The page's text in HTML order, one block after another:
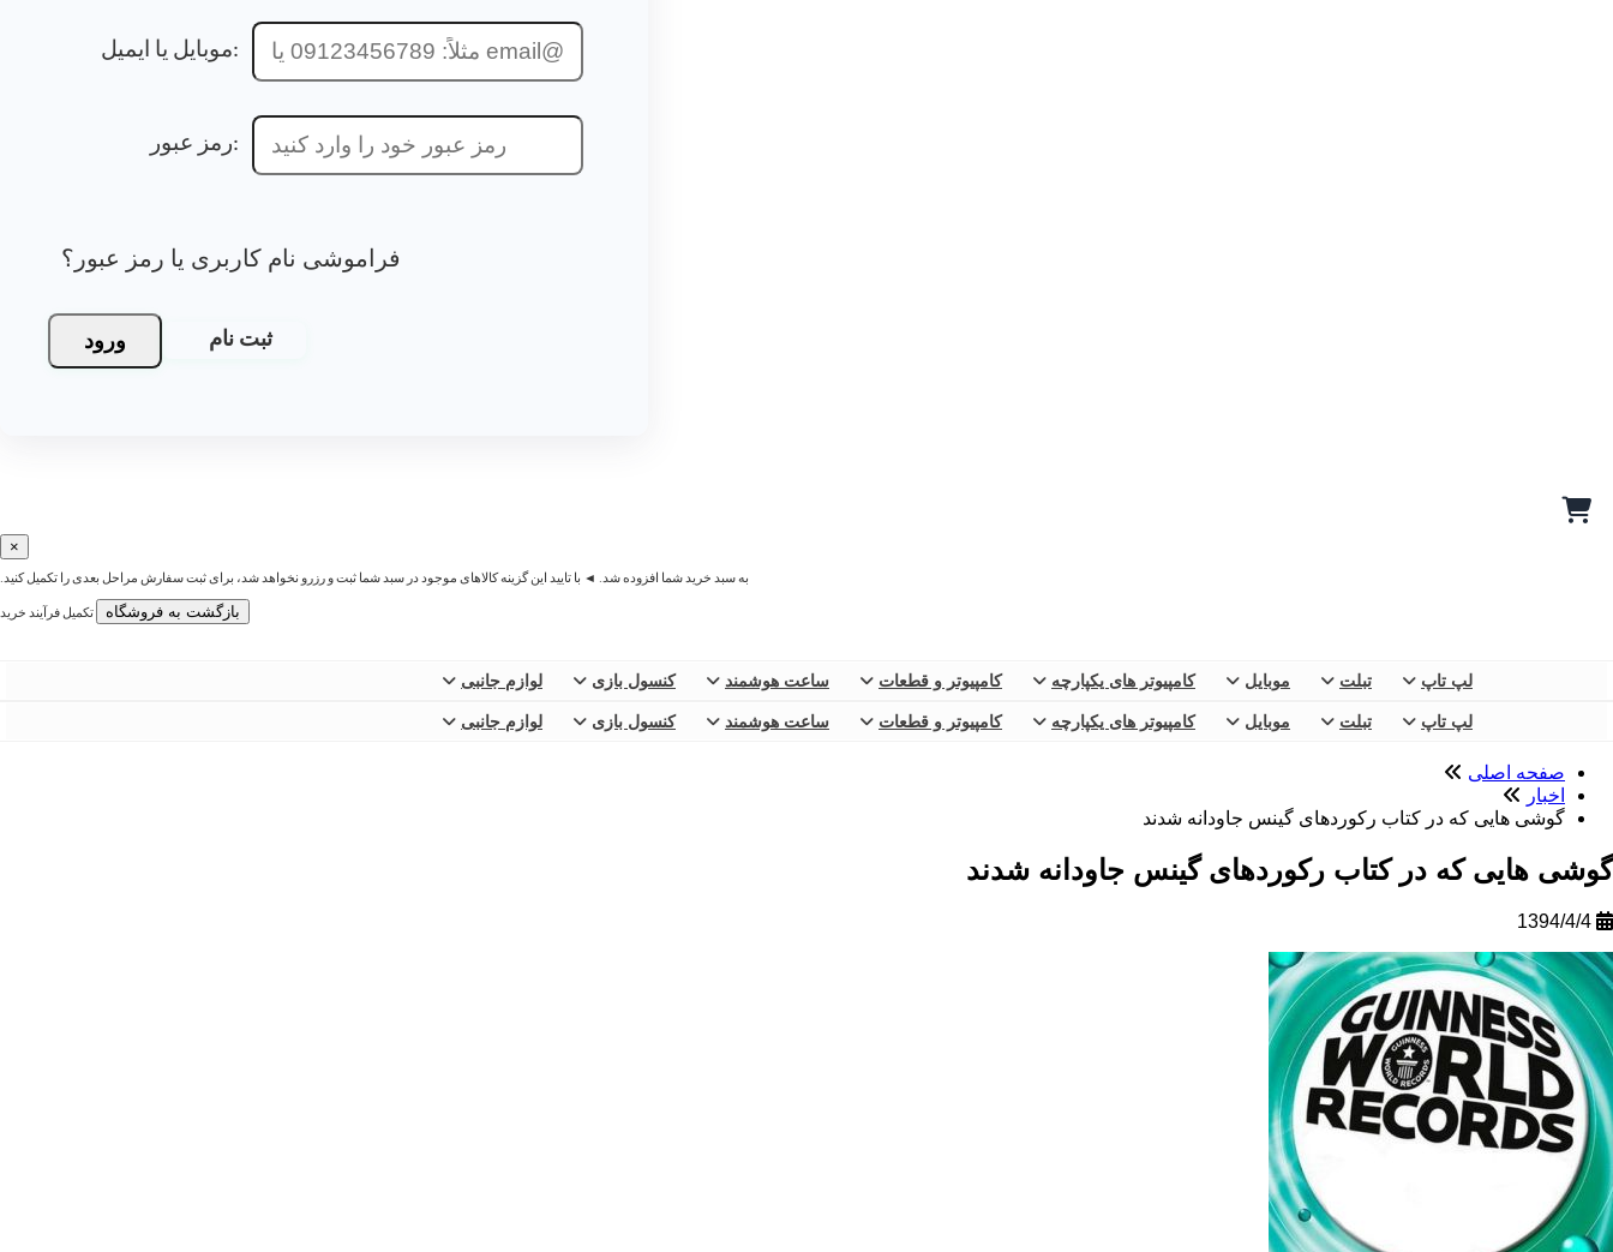
موبایل یا ایمیل:
رمز عبور:
فراموشی نام کاربری یا رمز عبور؟
ورود ثبت نام
×
به سبد خرید شما افزوده شد. ◄ با تایید این گزینه کالاهای موجود در سبد شما ثبت و رزرو نخواهد شد، برای ثبت سفارش مراحل بعدی را تکمیل کنید.
بازگشت به فروشگاه تکمیل فرآیند خرید
لپ تاپ تبلت موبایل کامپیوتر های یکپارچه کامپیوتر و قطعات ساعت هوشمند کنسول بازی لوازم جانبی
لپ تاپ تبلت موبایل کامپیوتر های یکپارچه کامپیوتر و قطعات ساعت هوشمند کنسول بازی لوازم جانبی
صفحه اصلی
اخبار
گوشی هایی که در کتاب رکوردهای گینس جاودانه شدند
گوشی هایی که در کتاب رکوردهای گینس جاودانه شدند